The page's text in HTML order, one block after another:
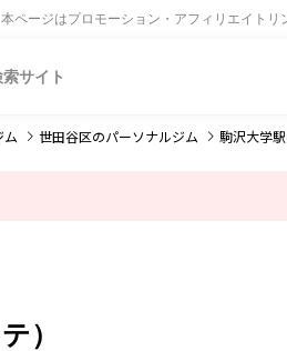
本ページはプロモーション・アフィリエイトリ
サイト
ム 世田谷区のパーソナルジム 駒沢大学駅
）